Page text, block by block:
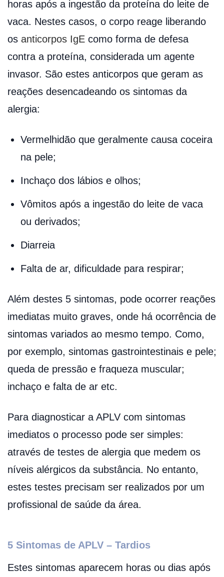
horas após a ingestão da proteína do leite de
vaca. Nestes casos, o corpo reage liberando
os anticorpos IgE como forma de defesa
contra a proteína, considerada um agente
invasor. São estes anticorpos que geram as
reações desencadeando os sintomas da
alergia:
Vermelhidão que geralmente causa coceira
na pele;
Inchaço dos lábios e olhos;
Vômitos após a ingestão do leite de vaca
ou derivados;
Diarreia
Falta de ar, dificuldade para respirar;
Além destes 5 sintomas, pode ocorrer reações
imediatas muito graves, onde há ocorrência de
sintomas variados ao mesmo tempo. Como,
por exemplo, sintomas gastrointestinais e pele;
queda de pressão e fraqueza muscular;
inchaço e falta de ar etc.
Para diagnosticar a APLV com sintomas
imediatos o processo pode ser simples:
através de testes de alergia que medem os
níveis alérgicos da substância. No entanto,
estes testes precisam ser realizados por um
profissional de saúde da área.
5 Sintomas de APLV – Tardios
Estes sintomas aparecem horas ou dias após